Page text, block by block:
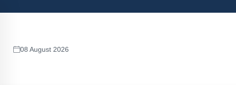
08 August 2026